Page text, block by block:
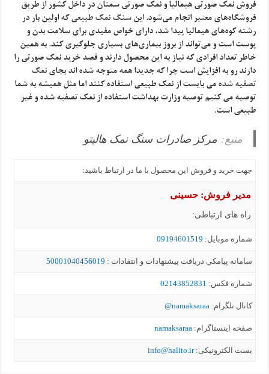
فروش نمک صورتی هیمالیا و نمک صورتی سمنان در داخل کشور از طریق
فروشگاه‌های معتبر انجام می‌شود. اینسنگ نمک طبیعی که اولین بار در
رشته کوه‌های هیمالیا پیدا شد، دارای خواص مفیدی برای سلامت بدن و
پوست است و می‌تواند از بروز بیماری‌های بسیاری جلوگیری کند. به همین
خاطر تعداد افرادی که نیاز به این محصول دارند و قصد خرید نمک صورتی را
دارند رو به افزایش است چرا که جدیدا همه متوجه شده اند بجاینمک
تصفیه شده می بایست از نمک طبیعی استفاده کنند اما مثل همیشه به شما
توصیه می کنیم توصیه وزارت بهداشت استفاده از نمک تصفیه شده و غیر
طبیعی است.
منبع: مرکز صادرات سنگ نمک هالیتو
جهت خرید و فروش این محصول با ما در ارتباط باشید:
مدیر فروش: حسینی
راه های ارتباطی:
شماره موبايل: 09194601519
سامانه پيامکي دریافت پیشنهادات و انتقادات : 50001040456019
شماره فکس: 02143852831
کانال تلگرام:namaksaraa@
صفحه اینستاگرام:namaksaraa
یست الکترونیکی:info@halito.ir